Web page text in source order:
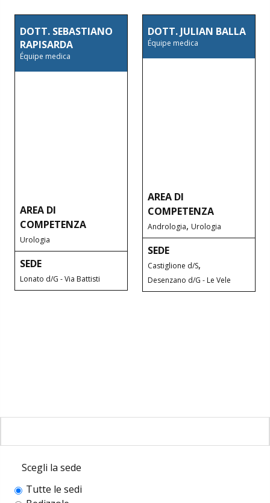
Benacus Lab - Bedizzole - Via Garibaldi 6/A
Brescia - Euromedical
Benacus Work - Brescia - Via Moro 26
Poliambulatorio
DOTT. SEBASTIANO
RAPISARDA
Équipe medica
AREA DI
COMPETENZA
Urologia
SEDE
Lonato d/G - Via Battisti
DOTT. JULIAN BALLA
Équipe medica
AREA DI
COMPETENZA
Andrologia, Urologia
SEDE
Castiglione d/S,
Desenzano d/G - Le Vele
Scegli la sede
Tutte le sedi